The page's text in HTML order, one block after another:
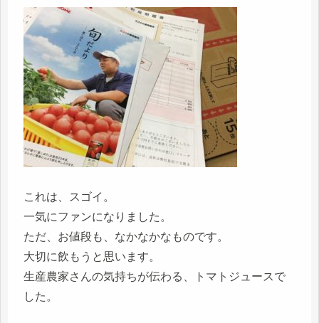
これは、スゴイ。
一気にファンになりました。
ただ、お値段も、なかなかなものです。
大切に飲もうと思います。
生産農家さんの気持ちが伝わる、トマトジュースで
した。